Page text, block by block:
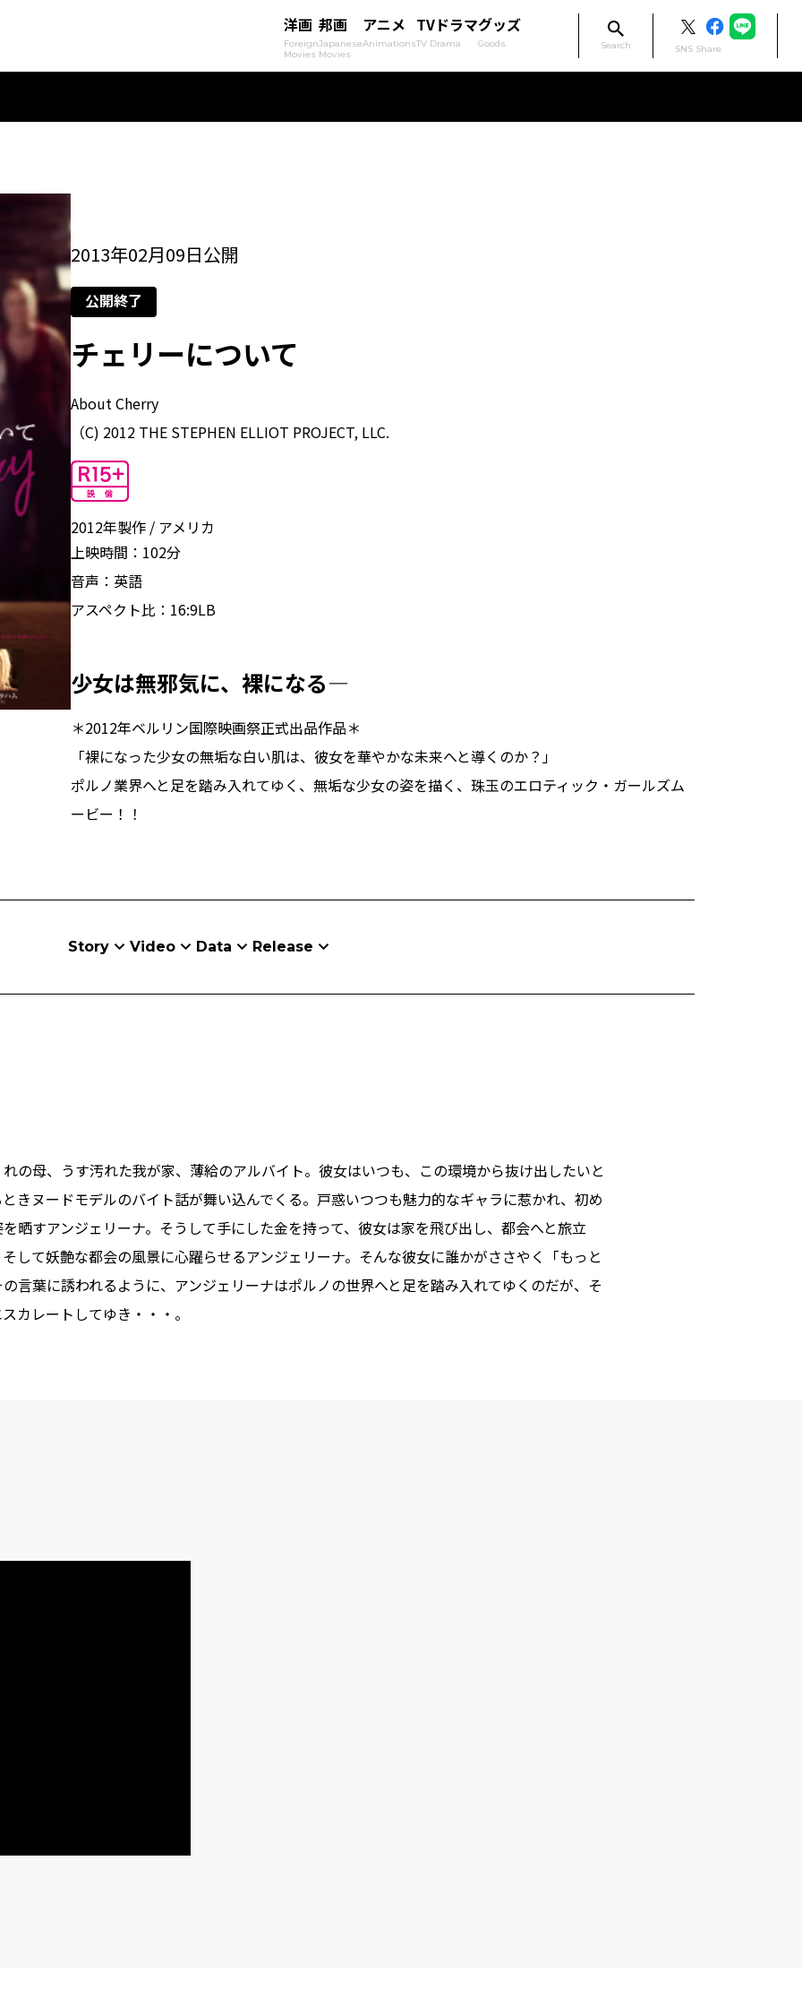
洋画
Foreign
Movies
邦画
Japanese
Movies
アニメ
Animations
TVドラマ
TV Drama
グッズ
Goods Search SNS Share
2013年02月09日公開
公開終了
チェリーについて
About Cherry
（C) 2012 THE STEPHEN ELLIOT PROJECT, LLC.
2012年製作
アメリカ
上映時間： 102分
音声： 英語
アスペクト比： 16:9LB
少女は無邪気に、裸になる―
＊2012年ベルリン国際映画祭正式出品作品＊
「裸になった少女の無垢な白い肌は、彼女を華やかな未来へと導くのか？」
ポルノ業界へと足を踏み入れてゆく、無垢な少女の姿を描く、珠玉のエロティック・ガールズム
ービー！！
Story Video Data Release
の母、うす汚れた我が家、薄給のアルバイト。彼女はいつも、この環境から抜け出したいと
きヌードモデルのバイト話が舞い込んでくる。戸惑いつつも魅力的なギャラに惹かれ、初め
晒すアンジェリーナ。そうして手にした金を持って、彼女は家を飛び出し、都会へと旅立
して妖艶な都会の風景に心躍らせるアンジェリーナ。そんな彼女に誰かがささやく「もっと
言葉に誘われるように、アンジェリーナはポルノの世界へと足を踏み入れてゆくのだが、そ
カレートしてゆき・・・。